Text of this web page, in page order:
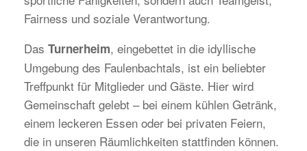
Fairness und soziale Verantwortung.
Das Turnerheim, eingebettet in die idyllische
Umgebung des Faulenbachtals, ist ein beliebter
Treffpunkt für Mitglieder und Gäste. Hier wird
Gemeinschaft gelebt – bei einem kühlen Getränk,
einem leckeren Essen oder bei privaten Feiern,
die in unseren Räumlichkeiten stattfinden können.